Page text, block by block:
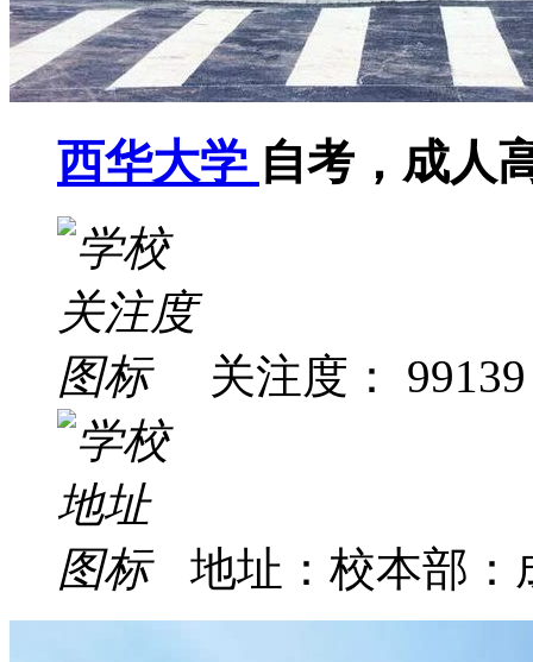
西华大学 自考，成人
关注度： 99139
地址：校本部：